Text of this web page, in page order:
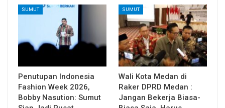
SUMUT
Penutupan Indonesia
Fashion Week 2026,
Bobby Nasution: Sumut
SUMUT
Wali Kota Medan di
Raker DPRD Medan :
Jangan Bekerja Biasa-